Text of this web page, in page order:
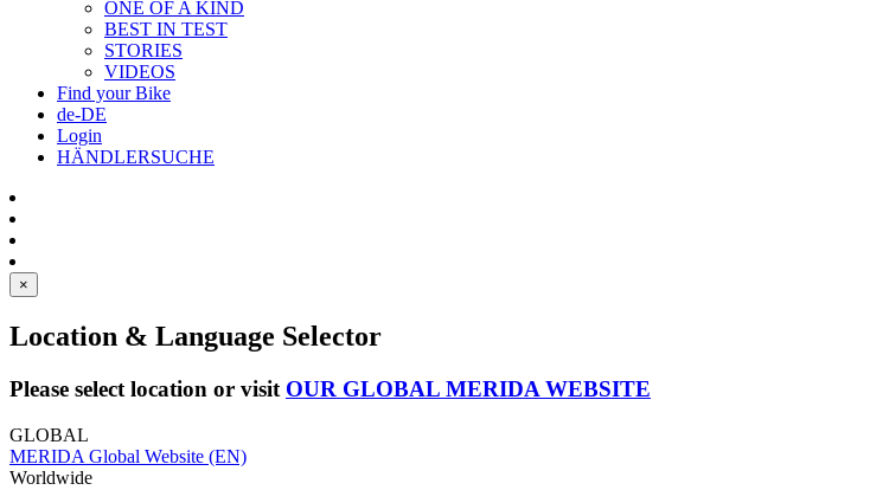
ONE OF A KIND
BEST IN TEST
STORIES
VIDEOS
Find your Bike
de-DE
Login
HÄNDLERSUCHE
×
Location & Language Selector
Please select location or visit OUR GLOBAL MERIDA WEBSITE
GLOBAL
MERIDA Global Website (EN)
Worldwide